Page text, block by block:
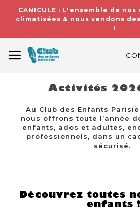
CANICULE : L'ensemble de
climatisées & nous vendons
!
Activités
Au Club des Enfants
nous offrons toute l’année
enfants, ados et adultes,
professionnels, dans un
sécurisé.
Découvrez toutes
enfants !